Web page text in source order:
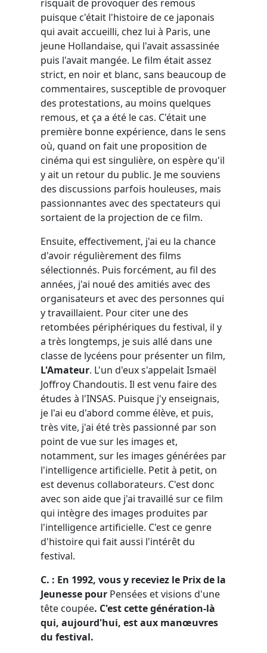
risquait de provoquer des remous
puisque c'était l'histoire de ce japonais
qui avait accueilli, chez lui à Paris, une
jeune Hollandaise, qui l'avait assassinée
puis l'avait mangée. Le film était assez
strict, en noir et blanc, sans beaucoup de
commentaires, susceptible de provoquer
des protestations, au moins quelques
remous, et ça a été le cas. C'était une
première bonne expérience, dans le sens
où, quand on fait une proposition de
cinéma qui est singulière, on espère qu'il
y ait un retour du public. Je me souviens
des discussions parfois houleuses, mais
passionnantes avec des spectateurs qui
sortaient de la projection de ce film.
Ensuite, effectivement, j'ai eu la chance
d'avoir régulièrement des films
sélectionnés. Puis forcément, au fil des
années, j'ai noué des amitiés avec des
organisateurs et avec des personnes qui
y travaillaient. Pour citer une des
retombées périphériques du festival, il y
a très longtemps, je suis allé dans une
classe de lycéens pour présenter un film,
L'Amateur. L'un d'eux s'appelait Ismaël
Joffroy Chandoutis. Il est venu faire des
études à l'INSAS. Puisque j'y enseignais,
je l'ai eu d'abord comme élève, et puis,
très vite, j'ai été très passionné par son
point de vue sur les images et,
notamment, sur les images générées par
l'intelligence artificielle. Petit à petit, on
est devenus collaborateurs. C'est donc
avec son aide que j'ai travaillé sur ce film
qui intègre des images produites par
l'intelligence artificielle. C'est ce genre
d'histoire qui fait aussi l'intérêt du
festival.
C. : En 1992, vous y receviez le Prix de la
Jeunesse pour Pensées et visions d'une
tête coupée. C'est cette génération-là
qui, aujourd'hui, est aux manœuvres
du festival.